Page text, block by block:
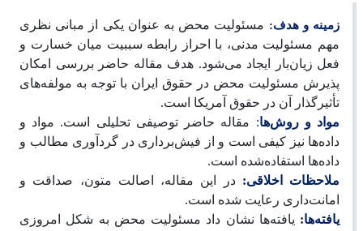
زمینه و هدف: مسئولیت محض به عنوان یکی از مبانی نظری
مهم مسئولیت مدنی، با احراز رابطه سببیت میان خسارت و
فعل زیان‌بار ایجاد می‌شود. هدف مقاله حاضر بررسی امکان
پذیرش مسئولیت محض در حقوق ایران با توجه به مولفه‌های
تأثیرگذار آن در حقوق آمریکا است.
مواد و روش‌ها: مقاله حاضر توصیفی تحلیلی است. مواد و
داده‌ها نیز کیفی است و از فیش‌برداری در گردآوری مطالب و
داده‌ها استفاده‌شده است.
ملاحظات اخلاقی:در این مقاله، اصالت متون، صداقت و
امانت‌داری رعایت شده است.
یافته‌ها: یافته‌ها نشان داد مسئولیت محض به شکل امروزی